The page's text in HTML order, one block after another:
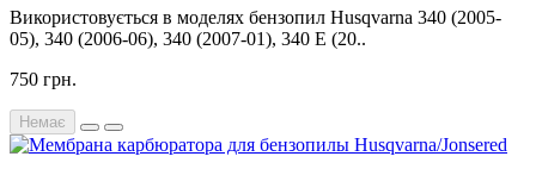
Використовується в моделях бензопил Husqvarna 340 (2005-
05), 340 (2006-06), 340 (2007-01), 340 E (20..
750 грн.
Немає